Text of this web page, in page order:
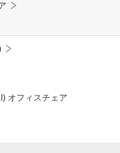
オフィスチェア